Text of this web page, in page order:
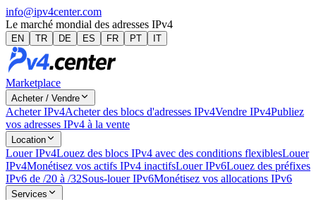
info@ipv4center.com
Le marché mondial des adresses IPv4
EN TR DE ES FR PT IT
Marketplace
Acheter / Vendre
Acheter IPv4Acheter des blocs d'adresses IPv4Vendre IPv4Publiez
vos adresses IPv4 à la vente
Location
Louer IPv4Louez des blocs IPv4 avec des conditions flexiblesLouer
IPv4Monétisez vos actifs IPv4 inactifsLouer IPv6Louez des préfixes
IPv6 de /20 à /32Sous-louer IPv6Monétisez vos allocations IPv6
Services